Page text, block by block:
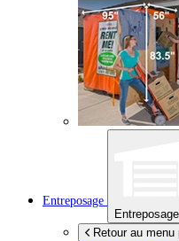
Entreposage
Entreposage
Retour au menu